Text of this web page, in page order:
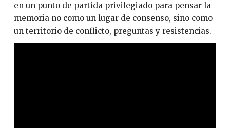
en un punto de partida privilegiado para pensar la
memoria no como un lugar de consenso, sino como
un territorio de conflicto, preguntas y resistencias.